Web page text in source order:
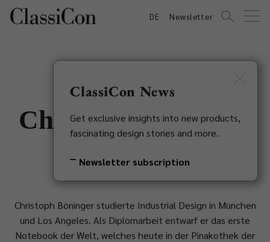
DE Newsletter
Christoph Böninger
1957
Christoph Böninger studierte Industrial Design in München
und Los Angeles. Als Diplomarbeit entwarf er das erste
Notebook der Welt, welches heute in der Pinakothek der
ClassiCon News
Get exclusive insights into new products,
fascinating design stories and more.
Newsletter subscription